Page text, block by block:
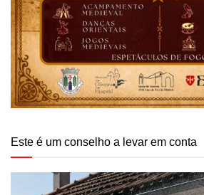
Este é um conselho a levar em conta